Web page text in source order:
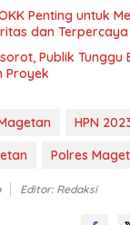
Penting untuk
dan Terpercaya
Publik Tunggu
Proyek
HPN
Polres
Editor: Redaksi